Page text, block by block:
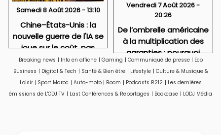
Samedi 8 Août 2026 - 13:10
Chine–États-Unis : la
nouvelle guerre de l'IA se
joue sur le coût, pas
seulement sur
l'intelligence..
Vendredi 7 Août 2026 -
20:26
De l’ombrelle américaine
à la multiplication des
garanties : pourquoi
Riyad a besoin de
l’accord de La Mecque
Breaking news | Info en affiche | Gaming | Communiqué de presse | Eco
Business | Digital & Tech | Santé & Bien être | Lifestyle | Culture & Musique &
Loisir | Sport Maroc | Auto-moto | Room | Podcasts R212 | Les dernières
émissions de L'ODJ TV | Last Conférences & Reportages | Bookcase | LODJ Média